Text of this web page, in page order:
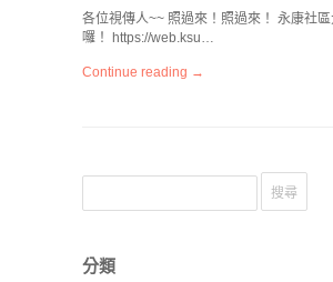
各位視傳人~~ 照過來！照過來！ 永康社
囉！ https://web.ksu…
Continue reading →
分類